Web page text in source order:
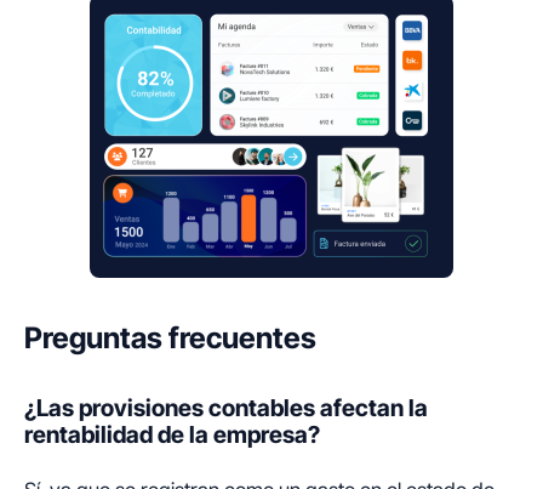
Preguntas frecuentes
¿Las provisiones contables afectan la
rentabilidad de la empresa?